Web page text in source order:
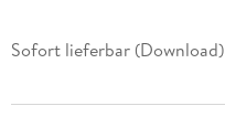
Sofort lieferbar (Download)